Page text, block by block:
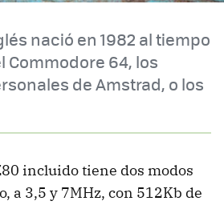
nació en 1982 al tiempo
Commodore 64, los
de Amstrad, o los
incluido tiene dos modos
a 3,5 y 7MHz, con 512Kb de